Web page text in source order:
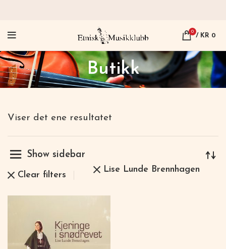
0
/ KR 0
Butikk
Viser det ene resultatet
Show sidebar
Clear filters
Lise Lunde Brennhagen